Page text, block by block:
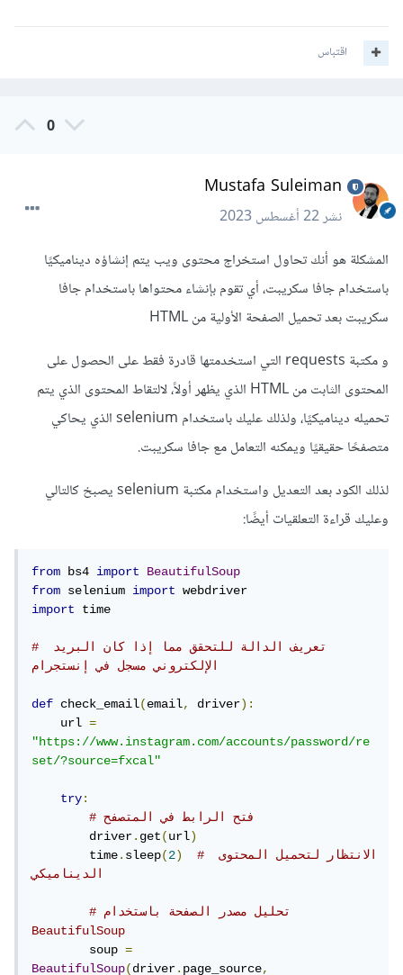
اقتباس
0
Mustafa Suleiman
نشر22 أغسطس 2023
المشكلة هو أنك تحاول استخراج محتوى ويب يتم إنشاؤه ديناميكيًا
باستخدام جافا سكريبت، أي تقوم بإنشاء محتواها باستخدام جافا
سكريبت بعد تحميل الصفحة الأولية من HTML
و مكتبة requests التي استخدمتها قادرة فقط على الحصول على
المحتوى الثابت من HTML الذي يظهر أولاً، لالتقاط المحتوى الذي يتم
تحميله ديناميكيًا، ولذلك عليك باستخدام selenium الذي يحاكي
متصفحًا حقيقيًا ويمكنه التعامل مع جافا سكريبت.
لذلك الكود بعد التعديل واستخدام مكتبة selenium يصبخ كالتالي
وعليك قراءة التعلقيات أيضًا:
from bs4 import
BeautifulSoup
from selenium import
import
time
# تعريف الدالة للتحقق مما إذا كان البريد
الإلكتروني مسجل في إنستجرام
def check_email(email, driver):
    url
=
"https://www.instagram.com/accounts/password/re
set/?source=fxcal"
try:
# فتح الرابط في المتصفح
        driver
.get(url)
        time
.sleep(2)
# الانتظار لتحميل المحتوى
الديناميكي
# تحليل مصدر الصفحة باستخدام
BeautifulSoup
        soup
=
BeautifulSoup(driver.page_source,